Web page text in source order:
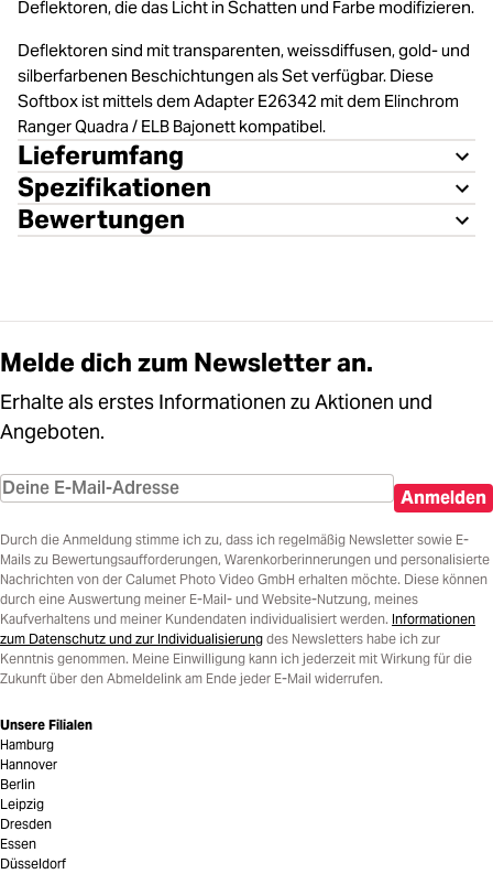
Deflektoren, die das Licht in Schatten und Farbe modifizieren.
Deflektoren sind mit transparenten, weissdiffusen, gold- und
silberfarbenen Beschichtungen als Set verfügbar. Diese
Softbox ist mittels dem Adapter E26342 mit dem Elinchrom
Ranger Quadra / ELB Bajonett kompatibel.
Lieferumfang
Spezifikationen
Bewertungen
Melde dich zum Newsletter an.
Erhalte als erstes Informationen zu Aktionen und
Angeboten.
Anmelden
Durch die Anmeldung stimme ich zu, dass ich regelmäßig Newsletter sowie E-
Mails zu Bewertungsaufforderungen, Warenkorberinnerungen und personalisierte
Nachrichten von der Calumet Photo Video GmbH erhalten möchte. Diese können
durch eine Auswertung meiner E-Mail- und Website-Nutzung, meines
Kaufverhaltens und meiner Kundendaten individualisiert werden. Informationen
zum Datenschutz und zur Individualisierung des Newsletters habe ich zur
Kenntnis genommen. Meine Einwilligung kann ich jederzeit mit Wirkung für die
Zukunft über den Abmeldelink am Ende jeder E-Mail widerrufen.
Unsere Filialen
Hamburg
Hannover
Berlin
Leipzig
Dresden
Essen
Düsseldorf